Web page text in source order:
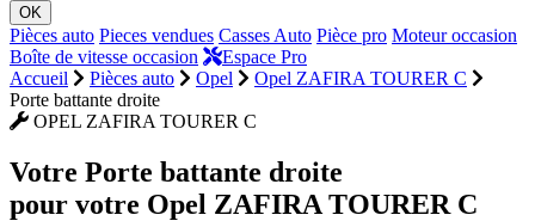
OK
Pièces auto Pieces vendues Casses Auto Pièce pro Moteur occasion
Boîte de vitesse occasion
Espace Pro
Accueil
Pièces auto Opel
Opel ZAFIRA TOURER C
Porte battante droite
OPEL ZAFIRA TOURER C
Votre Porte battante droite
pour votre Opel ZAFIRA TOURER C